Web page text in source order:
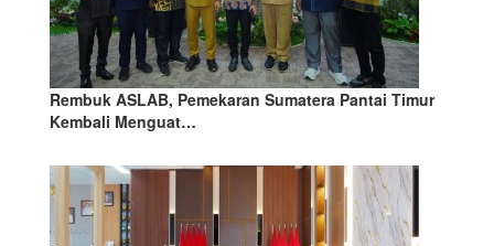
Rembuk ASLAB, Pemekaran Sumatera Pantai Timur
Kembali Menguat…